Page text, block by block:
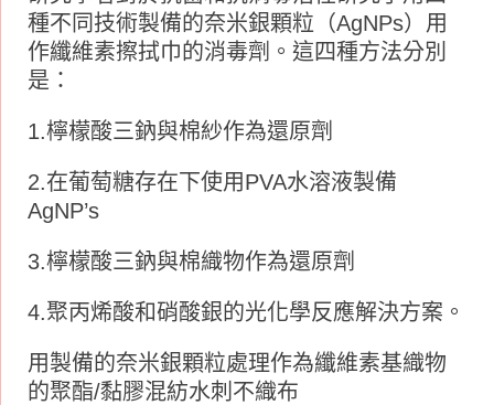
種不同技術製備的奈米銀顆粒（AgNPs）用
作纖維素擦拭巾的消毒劑。這四種方法分別
是：
1.檸檬酸三鈉與棉紗作為還原劑
2.在葡萄糖存在下使用PVA水溶液製備
AgNP’s
3.檸檬酸三鈉與棉織物作為還原劑
4.聚丙烯酸和硝酸銀的光化學反應解決方案。
用製備的奈米銀顆粒處理作為纖維素基織物
的聚酯/黏膠混紡水刺不織布